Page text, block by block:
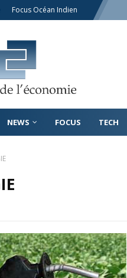
Focus Océan Indien
NEWS FOCUS TECH